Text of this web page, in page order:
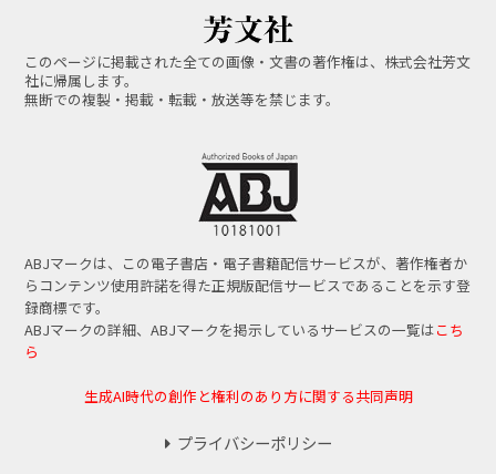
このページに掲載された全ての画像・文書の著作権は、株式会社芳文
社に帰属します。
無断での複製・掲載・転載・放送等を禁じます。
ABJマークは、この電子書店・電子書籍配信サービスが、著作権者か
らコンテンツ使用許諾を得た正規版配信サービスであることを示す登
録商標です。
ABJマークの詳細、ABJマークを掲示しているサービスの一覧はこち
ら
生成AI時代の創作と権利のあり方に関する共同声明
プライバシーポリシー